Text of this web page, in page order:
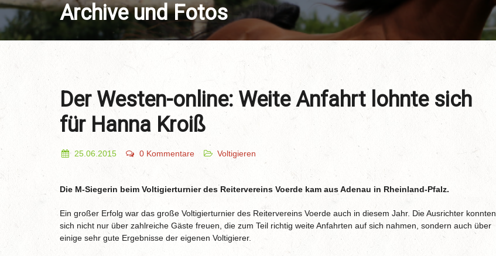
Archive und Fotos
Der Westen-online: Weite Anfahrt lohnte sich
für Hanna Kroiß
25.06.2015 0 Kommentare Voltigieren
Die M-Siegerin beim Voltigierturnier des Reitervereins Voerde kam aus Adenau in Rheinland-Pfalz.
Ein großer Erfolg war das große Voltigierturnier des Reitervereins Voerde auch in diesem Jahr. Die Ausrichter konnten
sich nicht nur über zahlreiche Gäste freuen, die zum Teil richtig weite Anfahrten auf sich nahmen, sondern auch über
einige sehr gute Ergebnisse der eigenen Voltigierer.